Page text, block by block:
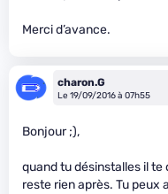
Merci d’avance.
charon.G
Le 19/09/2016 à 07h55
Bonjour ;),
quand tu désinstalles il
reste rien après. Tu peux